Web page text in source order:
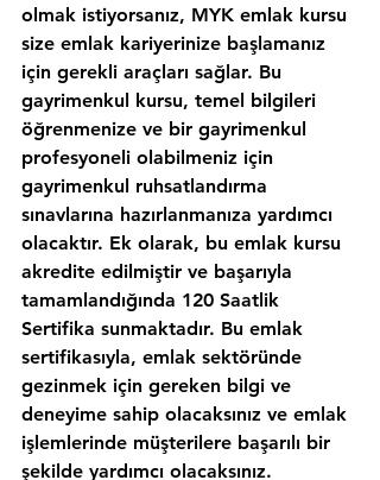
olmak istiyorsanız, MYK emlak kursu
size emlak kariyerinize başlamanız
için gerekli araçları sağlar. Bu
gayrimenkul kursu, temel bilgileri
öğrenmenize ve bir gayrimenkul
profesyoneli olabilmeniz için
gayrimenkul ruhsatlandırma
sınavlarına hazırlanmanıza yardımcı
olacaktır. Ek olarak, bu emlak kursu
akredite edilmiştir ve başarıyla
tamamlandığında 120 Saatlik
Sertifika sunmaktadır. Bu emlak
sertifikasıyla, emlak sektöründe
gezinmek için gereken bilgi ve
deneyime sahip olacaksınız ve emlak
işlemlerinde müşterilere başarılı bir
şekilde yardımcı olacaksınız.